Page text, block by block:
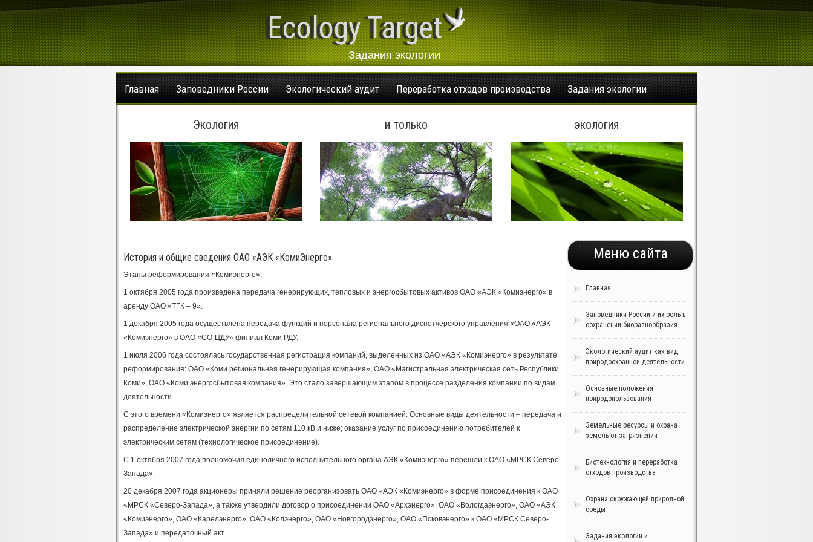
Ecology Target
Задания экологии
Главная Заповедники России Экологический аудит Переработка отходов производства Задания экологии
Экология и только экология
Меню сайта
Главная
Заповедники России и их роль в
сохранении биоразнообразия
Экологический аудит как вид
природоохранной деятельности
Основные положения
природопользования
Земельные ресурсы и охрана
земель от загрязнения
Биотехнология и переработка
отходов производства
Охрана окружающей природной
среды
Задания экологии и
История и общие сведения ОАО «АЭК «КомиЭнерго»
Этапы реформирования «Комиэнерго»:
1 октября 2005 года произведена передача генерирующих, тепловых и энергосбытовых активов ОАО «АЭК «Комиэнерго» в
аренду ОАО «ТГК – 9».
1 декабря 2005 года осуществлена передача функций и персонала регионального диспетчерского управления «ОАО «АЭК
«Комиэнерго» в ОАО «СО-ЦДУ» филиал Коми РДУ.
1 июля 2006 года состоялась государственная регистрация компаний, выделенных из ОАО «АЭК «Комиэнерго» в результате
реформирования: ОАО «Коми региональная генерирующая компания», ОАО «Магистральная электрическая сеть Республики
Коми», ОАО «Коми энергосбытовая компания». Это стало завершающим этапом в процессе разделения компании по видам
деятельности.
С этого времени «Комиэнерго» является распределительной сетевой компанией. Основные виды деятельности – передача и
распределение электрической энергии по сетям 110 кВ и ниже; оказание услуг по присоединению потребителей к
электрическим сетям (технологическое присоединение).
С 1 октября 2007 года полномочия единоличного исполнительного органа АЭК «Комиэнерго» перешли к ОАО «МРСК Северо-
Запада».
20 декабря 2007 года акционеры приняли решение реорганизовать ОАО «АЭК «Комиэнерго» в форме присоединения к ОАО
«МРСК «Северо-Запада», а также утвердили договор о присоединении ОАО «Архэнерго», ОАО «Вологдаэнерго», ОАО «АЭК
«Комиэнерго», ОАО «Карелэнерго», ОАО «Колэнерго», ОАО «Новгородэнерго», ОАО «Псковэнерго» к ОАО «МРСК Северо-
Запада» и передаточный акт.